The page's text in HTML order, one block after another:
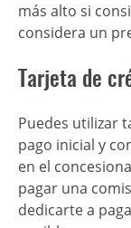
más alto si
considera un
Tarjeta de
Puedes utilizar
pago inicial y
en el
pagar una
dedicarte a